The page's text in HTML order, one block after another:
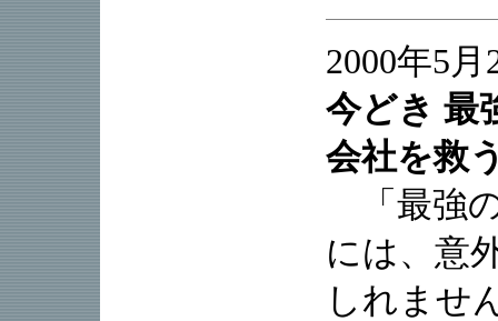
2000年5月
今どき 最
会社を救
「最強
には、意
しれませ